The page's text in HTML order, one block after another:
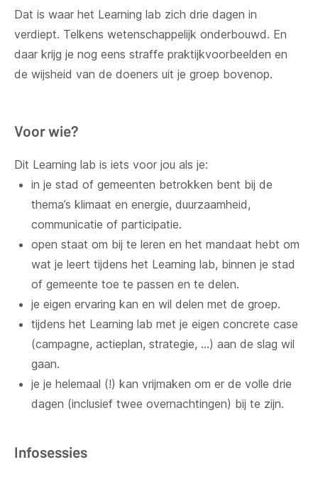
Dat is waar het Learning lab zich drie dagen in
verdiept. Telkens wetenschappelijk onderbouwd. En
daar krijg je nog eens straffe praktijkvoorbeelden en
de wijsheid van de doeners uit je groep bovenop.
Voor wie?
Dit Learning lab is iets voor jou als je:
in je stad of gemeenten betrokken bent bij de
thema’s klimaat en energie, duurzaamheid,
communicatie of participatie.
open staat om bij te leren en het mandaat hebt om
wat je leert tijdens het Learning lab, binnen je stad
of gemeente toe te passen en te delen.
je eigen ervaring kan en wil delen met de groep.
tijdens het Learning lab met je eigen concrete case
(campagne, actieplan, strategie, …) aan de slag wil
gaan.
je je helemaal (!) kan vrijmaken om er de volle drie
dagen (inclusief twee overnachtingen) bij te zijn.
Infosessies